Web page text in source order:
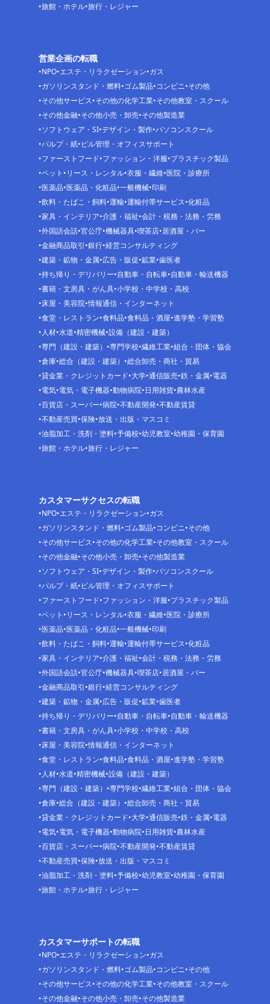
旅館・ホテル 旅行・レジャー
営業企画の転職
NPO エステ・リラクゼーション ガス
ガソリンスタンド・燃料 ゴム製品 コンビニ その他
その他サービス その他の化学工業 その他教室・スクール
その他金融 その他小売・卸売 その他製造業
ソフトウェア・SI デザイン・製作 パソコンスクール
パルプ・紙 ビル管理・オフィスサポート
ファーストフード ファッション・洋服 プラスチック製品
ペット リース・レンタル 衣服・繊維 医院・診療所
医薬品 医薬品・化粧品 一般機械 印刷
飲料・たばこ・飼料 運輸 運輸付帯サービス 化粧品
家具・インテリア 介護・福祉 会計・税務・法務・労務
外国語会話 官公庁 機械器具 喫茶店 居酒屋・バー
金融商品取引 銀行 経営コンサルティング
建築・鉱物・金属 広告・販促 鉱業 歯医者
持ち帰り・デリバリー 自動車・自転車 自動車・輸送機器
書籍・文房具・がん具 小学校・中学校・高校
床屋・美容院 情報通信・インターネット
食堂・レストラン 食料品 食料品・酒屋 進学塾・学習塾
人材 水道 精密機械 設備（建設・建築）
専門（建設・建築）
専門学校 繊維工業 組合・団体・協会
倉庫 総合（建設・建築）
総合卸売・商社・貿易
貸金業・クレジットカード 大学 通信販売 鉄・金属 電器
電気 電気・電子機器 動物病院 日用雑貨 農林水産
百貨店・スーパー 病院 不動産開発 不動産賃貸
不動産売買 保険 放送・出版・マスコミ
油脂加工・洗剤・塗料 予備校 幼児教室 幼稚園・保育園
旅館・ホテル 旅行・レジャー
カスタマーサクセスの転職
NPO エステ・リラクゼーション ガス
ガソリンスタンド・燃料 ゴム製品 コンビニ その他
その他サービス その他の化学工業 その他教室・スクール
その他金融 その他小売・卸売 その他製造業
ソフトウェア・SI デザイン・製作 パソコンスクール
パルプ・紙 ビル管理・オフィスサポート
ファーストフード ファッション・洋服 プラスチック製品
ペット リース・レンタル 衣服・繊維 医院・診療所
医薬品 医薬品・化粧品 一般機械 印刷
飲料・たばこ・飼料 運輸 運輸付帯サービス 化粧品
家具・インテリア 介護・福祉 会計・税務・法務・労務
外国語会話 官公庁 機械器具 喫茶店 居酒屋・バー
金融商品取引 銀行 経営コンサルティング
建築・鉱物・金属 広告・販促 鉱業 歯医者
持ち帰り・デリバリー 自動車・自転車 自動車・輸送機器
書籍・文房具・がん具 小学校・中学校・高校
床屋・美容院 情報通信・インターネット
食堂・レストラン 食料品 食料品・酒屋 進学塾・学習塾
人材 水道 精密機械 設備（建設・建築）
専門（建設・建築）
専門学校 繊維工業 組合・団体・協会
倉庫 総合（建設・建築）
総合卸売・商社・貿易
貸金業・クレジットカード 大学 通信販売 鉄・金属 電器
電気 電気・電子機器 動物病院 日用雑貨 農林水産
百貨店・スーパー 病院 不動産開発 不動産賃貸
不動産売買 保険 放送・出版・マスコミ
油脂加工・洗剤・塗料 予備校 幼児教室 幼稚園・保育園
旅館・ホテル 旅行・レジャー
カスタマーサポートの転職
NPO エステ・リラクゼーション ガス
ガソリンスタンド・燃料 ゴム製品 コンビニ その他
その他サービス その他の化学工業 その他教室・スクール
その他金融 その他小売・卸売 その他製造業